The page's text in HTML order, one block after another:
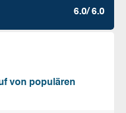
6.0/ 6.0
von populären